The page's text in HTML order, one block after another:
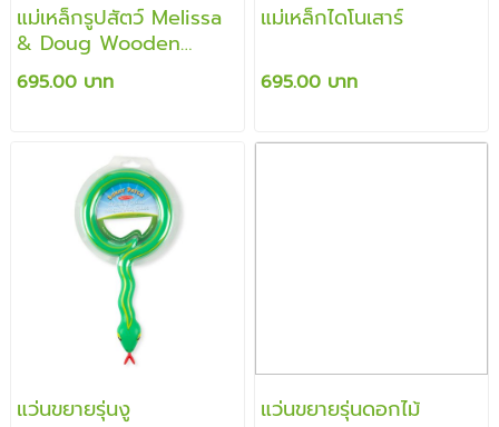
แม่เหล็กรูปสัตว์ Melissa
& Doug Wooden
Animal Magnets
695.00 บาท
แม่เหล็กไดโนเสาร์
695.00 บาท
แว่นขยายรุ่นงู แว่นขยายรุ่นดอกไม้